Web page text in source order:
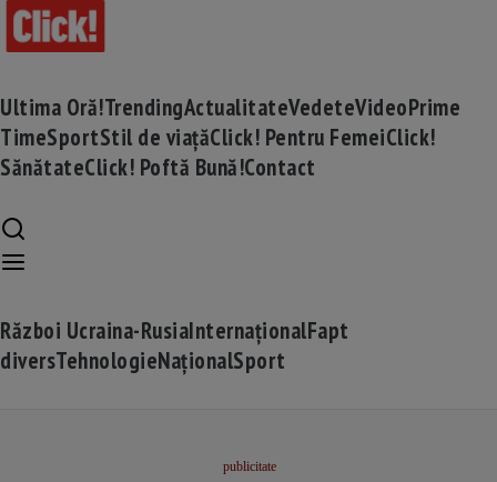
Ultima Oră!TrendingActualitateVedeteVideoPrime
TimeSportStil de viațăClick! Pentru FemeiClick!
SănătateClick! Poftă Bună!Contact
Război Ucraina-RusiaInternaționalFapt
diversTehnologieNaționalSport